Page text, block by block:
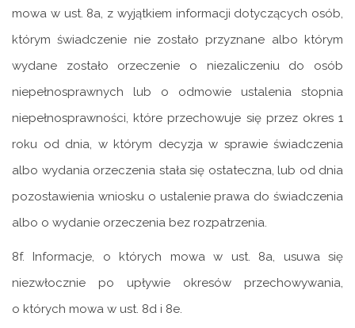
mowa w ust. 8a, z wyjątkiem informacji dotyczących osób,
którym świadczenie nie zostało przyznane albo którym
wydane zostało orzeczenie o niezaliczeniu do osób
niepełnosprawnych lub o odmowie ustalenia stopnia
niepełnosprawności, które przechowuje się przez okres 1
roku od dnia, w którym decyzja w sprawie świadczenia
albo wydania orzeczenia stała się ostateczna, lub od dnia
pozostawienia wniosku o ustalenie prawa do świadczenia
albo o wydanie orzeczenia bez rozpatrzenia.
8f. Informacje, o których mowa w ust. 8a, usuwa się
niezwłocznie po upływie okresów przechowywania,
o których mowa w ust. 8d i 8e.